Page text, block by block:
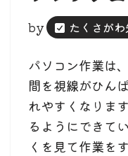
by たくさがわ
パソコン作業は
間を視線がひん
れやすくなりま
るようにできて
くを見て作業を